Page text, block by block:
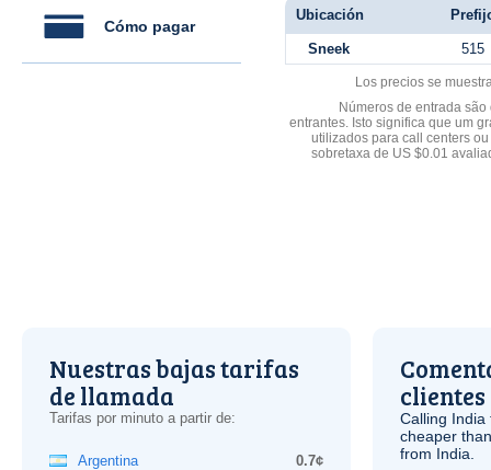
Cómo pagar
Ubicación
Sneek 515
Los precios se
Números de entrada
entrantes. Isto significa que um
utilizados para call centers
sobretaxa de US $0.01
Nuestras bajas tarifas
de llamada
Tarifas por minuto a partir de:
Argentina
0.7¢
clientes
Calling
cheaper
from India.